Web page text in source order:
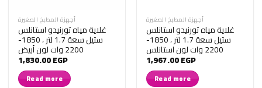
أجهزة المطبخ الصغيرة
غلاية مياه تورنيدو استانلس
ستيل سعة 1.7 لتر ، 1850-
2200 وات لون أبيض
1,830.00EGP
Read more
أجهزة المطبخ الصغيرة
غلاية مياه تورنيدو استانلس
ستيل سعة 1.7 لتر ، 1850-
2200 وات لون استانلس
1,967.00EGP
Read more